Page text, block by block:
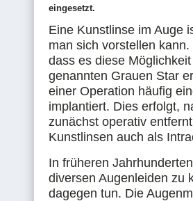
eingesetzt.
Eine Kunstlinse im Auge
man sich vorstellen
dass es diese
genannten Grauen Star
einer Operation häufig
implantiert. Dies erfolgt,
zunächst operativ
Kunstlinsen auch als
In früheren
diversen Augenleiden zu
dagegen tun. Die